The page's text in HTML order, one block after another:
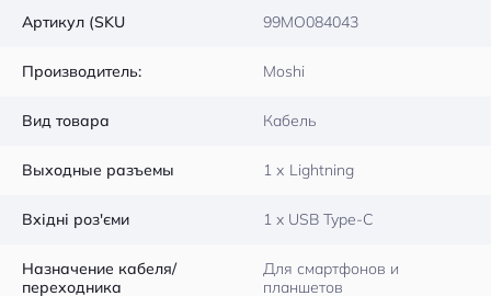
Артикул (SKU 99MO084043
Производитель: Moshi
Вид товара Кабель
Выходные разъемы 1 х Lightning
Вхідні роз'єми 1 x USB Type-C
Назначение кабеля/
переходника
Для смартфонов и
планшетов